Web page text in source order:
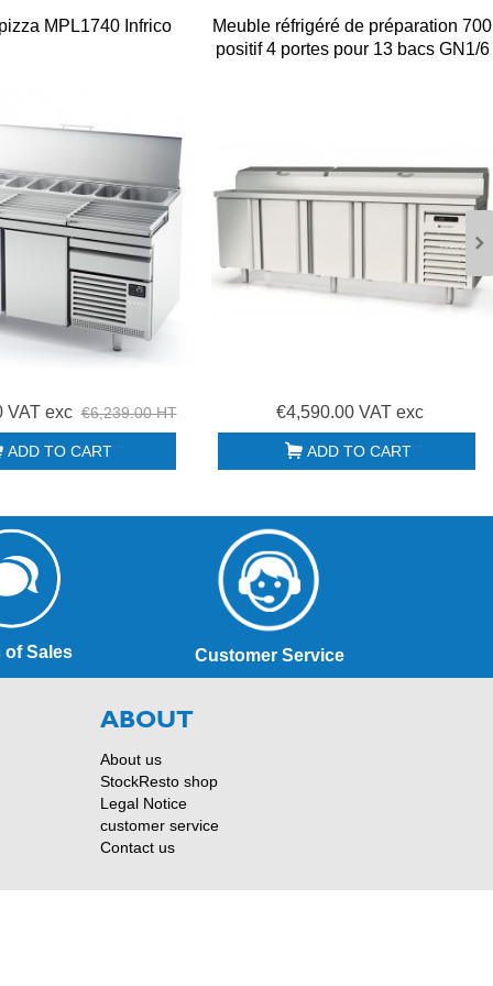
MPL1740 Infrico
VAT exc €6,239.00 HT
ADD TO CART
Meuble réfrigéré de préparation 700
positif 4 portes pour 13 bacs GN1/6
€4,590.00 VAT exc
ADD TO CART
of Sales Customer Service
ABOUT
About us
StockResto shop
Legal Notice
customer service
Contact us